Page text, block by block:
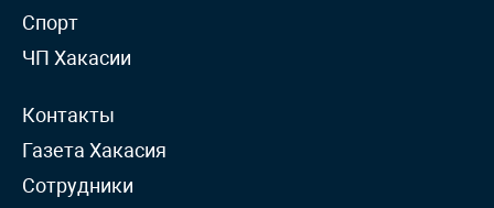
Спорт
ЧП Хакасии
Контакты
Газета Хакасия
Сотрудники